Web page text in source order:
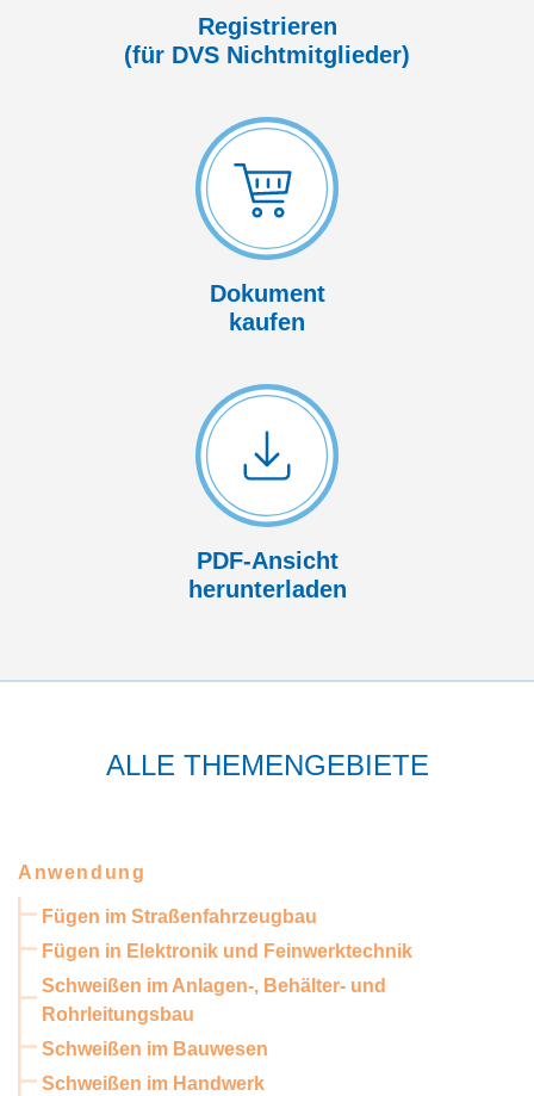
Registrieren
(für DVS Nicht­mitglieder)
Dokument
kaufen
PDF-Ansicht
herunterladen
ALLE THEMENGEBIETE
Anwendung
Fügen im Straßenfahrzeugbau
Fügen in Elektronik und Feinwerktechnik
Schweißen im Anlagen-, Behälter- und
Rohrleitungsbau
Schweißen im Bauwesen
Schweißen im Handwerk